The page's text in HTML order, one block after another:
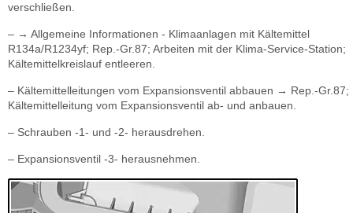
verschließen.
– → Allgemeine Informationen - Klimaanlagen mit Kältemittel
R134a/R1234yf; Rep.-Gr.87; Arbeiten mit der Klima-Service-Station;
Kältemittelkreislauf entleeren.
– Kältemittelleitungen vom Expansionsventil abbauen → Rep.-Gr.87;
Kältemittelleitung vom Expansionsventil ab- und anbauen.
– Schrauben -1- und -2- herausdrehen.
– Expansionsventil -3- herausnehmen.